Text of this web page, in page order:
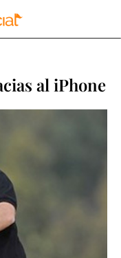
al iPhone